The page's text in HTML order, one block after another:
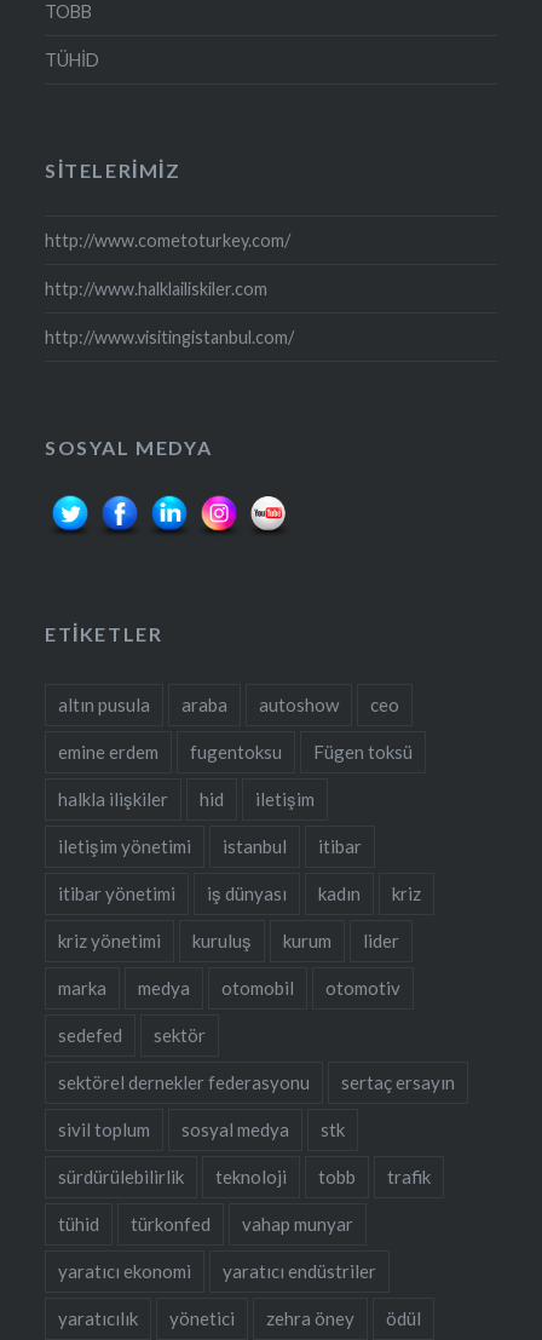
TOBB
TÜHİD
SITELERIMIZ
http://www.cometoturkey.com/
http://www.halklailiskiler.com
http://www.visitingistanbul.com/
SOSYAL MEDYA
ETIKETLER
altın pusula araba autoshow ceo
emine erdem fugentoksu Fügen toksü
halkla ilişkiler hid iletişim
iletişim yönetimi istanbul itibar
itibar yönetimi iş dünyası kadın kriz
kriz yönetimi kuruluş kurum lider
marka medya otomobil otomotiv
sedefed sektör
sektörel dernekler federasyonu sertaç ersayın
sivil toplum sosyal medya stk
sürdürülebilirlik teknoloji tobb trafik
tühid türkonfed vahap munyar
yaratıcı ekonomi yaratıcı endüstriler
yaratıcılık yönetici zehra öney ödül